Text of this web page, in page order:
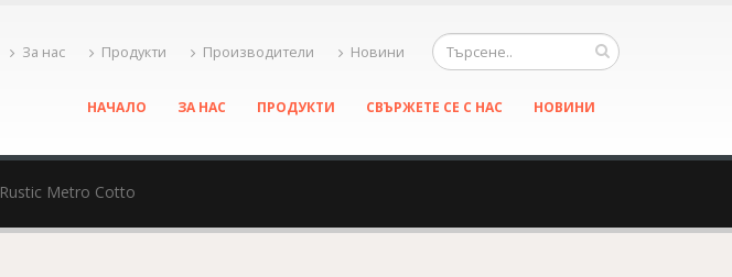
За нас Продукти Производители Новини
НАЧАЛО ЗА НАС ПРОДУКТИ СВЪРЖЕТЕ СЕ С НАС НОВИНИ
Rustic Metro Cotto